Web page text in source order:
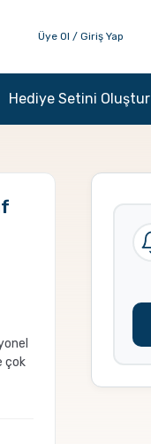
Üye Ol / Giriş Yap
Hediye Setini Oluştur
çok